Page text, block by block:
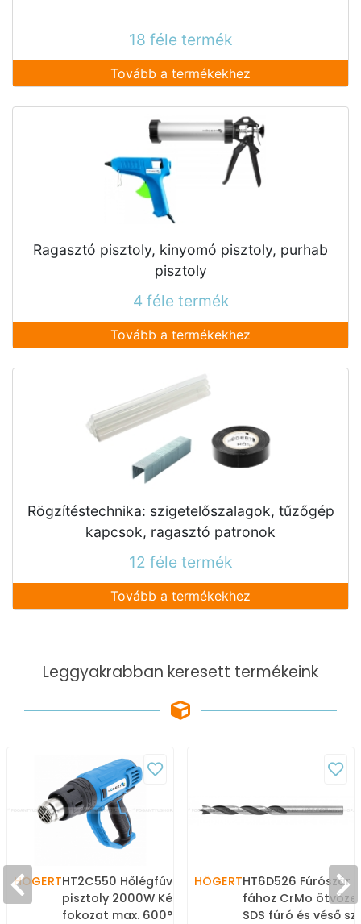
18 féle termék
Tovább a termékekhez
Ragasztó pisztoly, kinyomó pisztoly, purhab
pisztoly
4 féle termék
Tovább a termékekhez
Rögzítéstechnika: szigetelőszalagok, tűzőgép
kapcsok, ragasztó patronok
12 féle termék
Tovább a termékekhez
Leggyakrabban keresett termékeink
HÖGERTHT2C550 Hőlégfúvó
pisztoly 2000W Két
fokozat max. 600°C 4db
HÖGERTHT6D526 Fúrószár 6
fához CrMo
SDS fúró és véső